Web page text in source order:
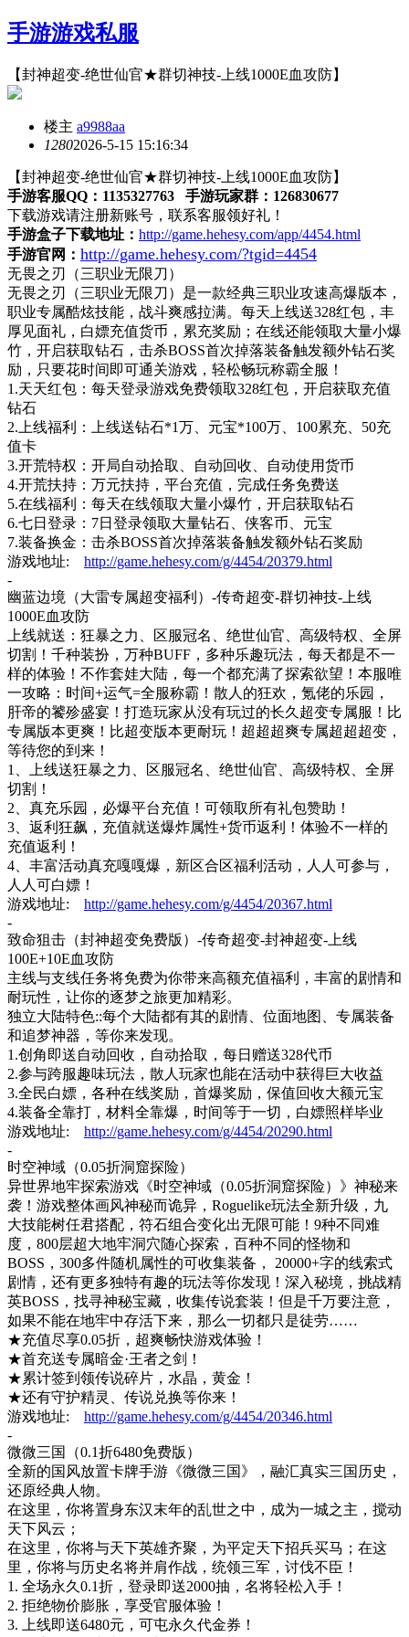
手游游戏私服
【封神超变-绝世仙官★群切神技-上线1000E血攻防】
楼主 a9988aa
12802026-5-15 15:16:34
【封神超变-绝世仙官★群切神技- 上线1000E血攻防】
手游客服QQ：1135327763 手游玩家群：126830677
下载游戏请注册新账号，联系客服领好礼！
手游盒子下载地址： http://game.hehesy.com/app/4454.html
手游官网： http://game.hehesy.com/?tgid=4454
无畏之刃（三职业无限刀）
无畏之刃（三职业无限刀）是一款经典三职业攻速高爆版本，
职业专属酷炫技能，战斗爽感拉满。每天上线送328红包，丰
厚见面礼，白嫖充值货币，累充奖励；在线还能领取大量小爆
竹，开启获取钻石，击杀BOSS首次掉落装备触发额外钻石奖
励，只要花时间即可通关游戏，轻松畅玩称霸全服！
1.天天红包：每天登录游戏免费领取328红包，开启获取充值
钻石
2.上线福利：上线送钻石*1万、元宝*100万、100累充、50充
值卡
3.开荒特权：开局自动拾取、自动回收、自动使用货币
4.开荒扶持：万元扶持，平台充值，完成任务免费送
5.在线福利：每天在线领取大量小爆竹，开启获取钻石
6.七日登录：7日登录领取大量钻石、侠客币、元宝
7.装备换金：击杀BOSS首次掉落装备触发额外钻石奖励
游戏地址: http://game.hehesy.com/g/4454/20379.html
-
幽蓝边境（大雷专属超变福利）-传奇超变-群切神技- 上线
1000E血攻防
上线就送：狂暴之力、区服冠名、绝世仙官、高级特权、全屏
切割！千种装扮，万种BUFF，多种乐趣玩法，每天都是不一
样的体验！不作套娃大陆，每一个都充满了探索欲望！本服唯
一攻略：时间+运气=全服称霸！散人的狂欢，氪佬的乐园，
肝帝的饕殄盛宴！打造玩家从没有玩过的长久超变专属服！比
专属版本更爽！比超变版本更耐玩！超超超爽专属超超超变，
等待您的到来！
1、上线送狂暴之力、区服冠名、绝世仙官、高级特权、全屏
切割！
2、真充乐园，必爆平台充值！可领取所有礼包赞助！
3、返利狂飙，充值就送爆炸属性+货币返利！体验不一样的
充值返利！
4、丰富活动真充嘎嘎爆，新区合区福利活动，人人可参与，
人人可白嫖！
游戏地址: http://game.hehesy.com/g/4454/20367.html
-
致命狙击（封神超变免费版）-传奇超变-封神超变- 上线
100E+10E血攻防
主线与支线任务将免费为你带来高额充值福利，丰富的剧情和
耐玩性，让你的逐梦之旅更加精彩。
独立大陆特色::每个大陆都有其的剧情、位面地图、专属装备
和追梦神器，等你来发现。
1.创角即送自动回收，自动拾取，每日赠送328代币
2.参与跨服趣味玩法，散人玩家也能在活动中获得巨大收益
3.全民白嫖，各种在线奖励，首爆奖励，保值回收大额元宝
4.装备全靠打，材料全靠爆，时间等于一切，白嫖照样毕业
游戏地址: http://game.hehesy.com/g/4454/20290.html
-
时空神域（0.05折洞窟探险）
异世界地牢探索游戏《时空神域（0.05折洞窟探险）》神秘来
袭！游戏整体画风神秘而诡异，Roguelike玩法全新升级，九
大技能树任君搭配，符石组合变化出无限可能！9种不同难
度，800层超大地牢洞穴随心探索，百种不同的怪物和
BOSS，300多件随机属性的可收集装备， 20000+字的线索式
剧情，还有更多独特有趣的玩法等你发现！深入秘境，挑战精
英BOSS，找寻神秘宝藏，收集传说套装！但是千万要注意，
如果不能在地牢中存活下来，那么一切都只是徒劳……
★充值尽享0.05折，超爽畅快游戏体验！
★首充送专属暗金·王者之剑！
★累计签到领传说碎片，水晶，黄金！
★还有守护精灵、传说兑换等你来！
游戏地址: http://game.hehesy.com/g/4454/20346.html
-
微微三国（0.1折6480免费版）
全新的国风放置卡牌手游《微微三国》，融汇真实三国历史，
还原经典人物。
在这里，你将置身东汉末年的乱世之中，成为一城之主，搅动
天下风云；
在这里，你将与天下英雄齐聚，为平定天下招兵买马；在这
里，你将与历史名将并肩作战，统领三军，讨伐不臣！
1. 全场永久0.1折，登录即送2000抽，名将轻松入手！
2. 拒绝物价膨胀，享受官服体验！
3. 上线即送6480元，可屯永久代金券！